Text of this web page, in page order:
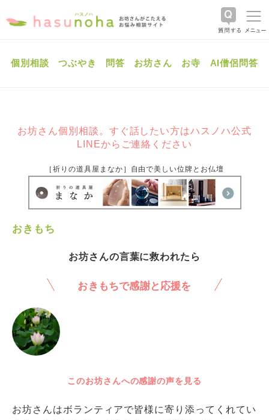
個別相談 つぶやき 問答 お坊さん お寺 AI僧侶問答
お坊さん個別相談。すぐ話したい方はハスノハ公式
LINEからご連絡ください
［祈りの道具屋まなか］自由で美しい位牌とお仏壇
おきもち
お坊さんの言葉に救われたら
おきもちで感謝と応援を
このお坊さんへの感謝の声を見る
お坊さんはボランティアで皆様に寄り添ってくれてい